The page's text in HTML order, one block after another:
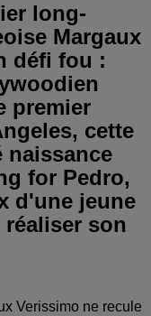
long-
Margaux
défi fou :
premier
cette
naissance
for Pedro,
d'une jeune
son
Verissimo ne recule